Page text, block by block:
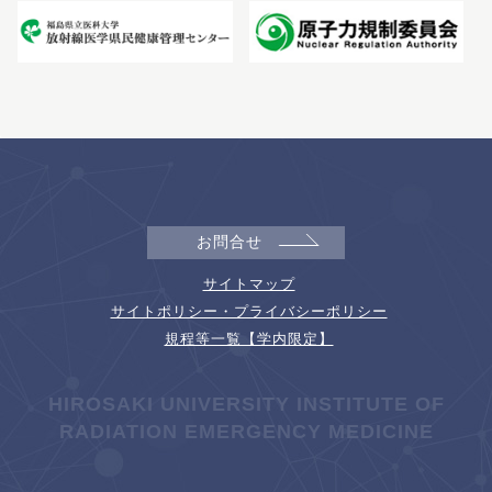
お問合せ
サイトマップ
サイトポリシー・プライバシーポリシー
規程等一覧【学内限定】
HIROSAKI UNIVERSITY INSTITUTE OF
RADIATION EMERGENCY MEDICINE